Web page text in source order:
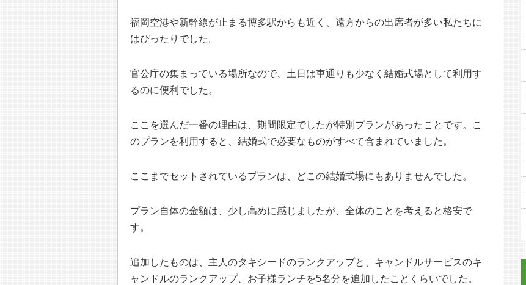
福岡空港や新幹線が止まる博多駅からも近く、遠方からの出席者が多い私たちに
はぴったりでした。
官公庁の集まっている場所なので、土日は車通りも少なく結婚式場として利用す
るのに便利でした。
ここを選んだ一番の理由は、期間限定でしたが特別プランがあったことです。こ
のプランを利用すると、結婚式で必要なものがすべて含まれていました。
ここまでセットされているプランは、どこの結婚式場にもありませんでした。
プラン自体の金額は、少し高めに感じましたが、全体のことを考えると格安で
す。
追加したものは、主人のタキシードのランクアップと、キャンドルサービスのキ
ャンドルのランクアップ、お子様ランチを5名分を追加したことくらいでした。